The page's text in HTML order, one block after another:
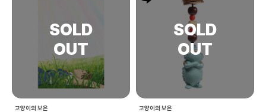
고양이의 보은 고양이의 보은